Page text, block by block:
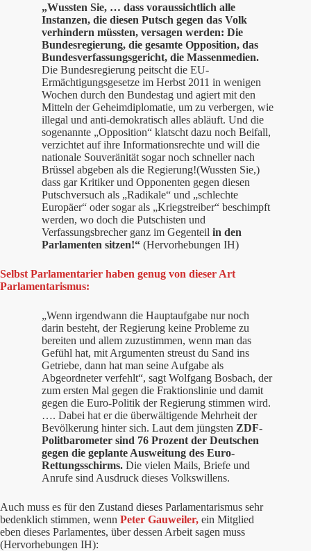
„Wussten Sie, … dass voraussichtlich alle
Instanzen, die diesen Putsch gegen das Volk
verhindern müssten, versagen werden: Die
Bundesregierung, die gesamte Opposition, das
Bundesverfassungsgericht, die Massenmedien.
Die Bundesregierung peitscht die EU-
Ermächtigungsgesetze im Herbst 2011 in wenigen
Wochen durch den Bundestag und agiert mit den
Mitteln der Geheimdiplomatie, um zu verbergen, wie
illegal und anti-demokratisch alles abläuft. Und die
sogenannte „Opposition“ klatscht dazu noch Beifall,
verzichtet auf ihre Informationsrechte und will die
nationale Souveränität sogar noch schneller nach
Brüssel abgeben als die Regierung!(Wussten Sie,)
dass gar Kritiker und Opponenten gegen diesen
Putschversuch als „Radikale“ und „schlechte
Europäer“ oder sogar als „Kriegstreiber“ beschimpft
werden, wo doch die Putschisten und
Verfassungsbrecher ganz im Gegenteil in den
Parlamenten sitzen!“ (Hervorhebungen IH)
Selbst Parlamentarier haben genug von dieser Art
Parlamentarismus:
„Wenn irgendwann die Hauptaufgabe nur noch
darin besteht, der Regierung keine Probleme zu
bereiten und allem zuzustimmen, wenn man das
Gefühl hat, mit Argumenten streust du Sand ins
Getriebe, dann hat man seine Aufgabe als
Abgeordneter verfehlt“, sagt Wolfgang Bosbach, der
zum ersten Mal gegen die Fraktionslinie und damit
gegen die Euro-Politik der Regierung stimmen wird.
…. Dabei hat er die überwältigende Mehrheit der
Bevölkerung hinter sich. Laut dem jüngsten ZDF-
Politbarometer sind 76 Prozent der Deutschen
gegen die geplante Ausweitung des Euro-
Rettungsschirms. Die vielen Mails, Briefe und
Anrufe sind Ausdruck dieses Volkswillens.
Auch muss es für den Zustand dieses Parlamentarismus sehr
bedenklich stimmen, wenn Peter Gauweiler, ein Mitglied
eben dieses Parlamentes, über dessen Arbeit sagen muss
(Hervorhebungen IH):